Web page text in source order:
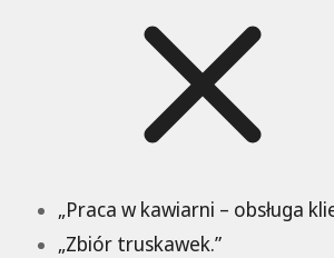
„Praca w kawiarni – obsługa
„Zbiór truskawek.”